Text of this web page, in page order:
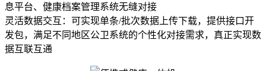
息平台、健康档案管理系统无缝对接
灵活数据交互：可实现单条/批次数据上传下载，提供接口开
发包，满足不同地区公卫系统的个性化对接需求，真正实现数
据互联互通